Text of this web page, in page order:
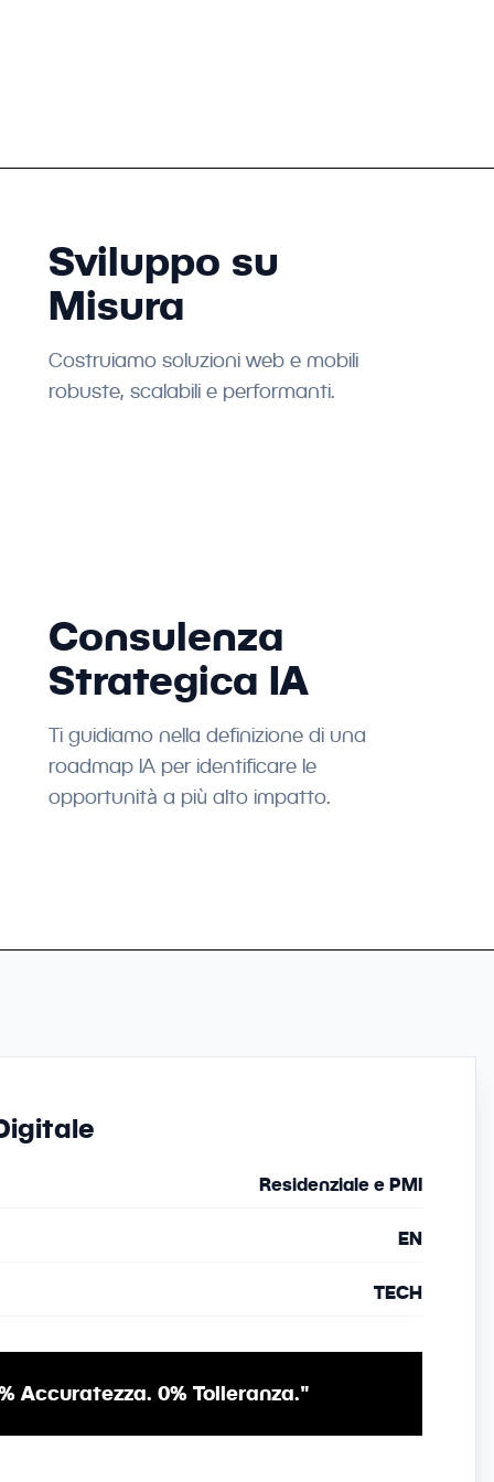
Sviluppo su
Misura
Costruiamo soluzioni web e mobili
robuste, scalabili e performanti.
Consulenza
Strategica IA
Ti guidiamo nella definizione di una
roadmap IA per identificare le
opportunità a più alto impatto.
Residenziale e PMI
EN
TECH
Accuratezza. 0% Tolleranza."